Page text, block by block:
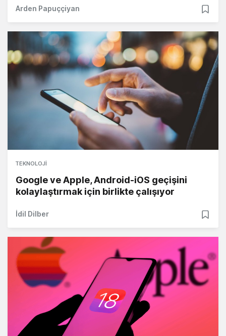
Arden Papuççiyan
TEKNOLOJI
Google ve Apple, Android-iOS geçişini
kolaylaştırmak için birlikte çalışıyor
İdil Dilber